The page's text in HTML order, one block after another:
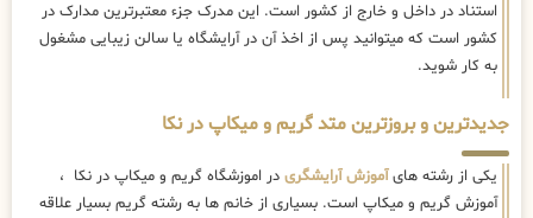
استناد در داخل و خارج از کشور است. این مدرک جزء معتبرترین مدارک در
کشور است که میتوانید پس از اخذ آن در آرایشگاه یا سالن زیبایی مشغول
به کار شوید.
جدیدترین و بروزترین متد گریم و میکاپ در نکا
یکی از رشته هایآموزش آرایشگری در اموزشگاه گریم و میکاپ در نکا ،
آموزش گریم و میکاپ است. بسیاری از خانم ها به رشته گریم بسیار علاقه